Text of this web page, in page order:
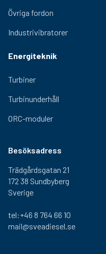
Övriga fordon
Industrivibratorer
Energiteknik
Turbiner
Turbinunderhåll
ORC-moduler
Besöksadress
Trädgårdsgatan 21
172 38 Sundbyberg
Sverige
tel:+46 8 764 66 10
mail@sveadiesel.se